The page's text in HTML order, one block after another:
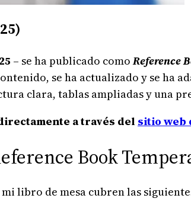
– se ha publicado comoReference
se ha actualizado y se ha
clara, tablas ampliadas y una
a través del sitio web
Book
libro de mesa cubren las